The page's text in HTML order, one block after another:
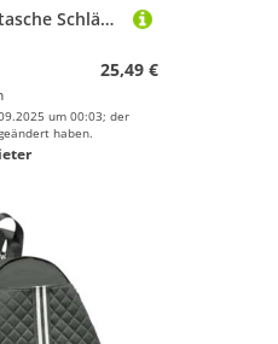
APLVFFZH Tennistasche Schlägertasche Umhängetasche Squash Tasche Badmintontasche Reißfest Und Verschleißfest Gebaut für Langlebigen Schutz für Reisen Und Freiz, Weiß
25,49 €
um 00:03; der
haben.